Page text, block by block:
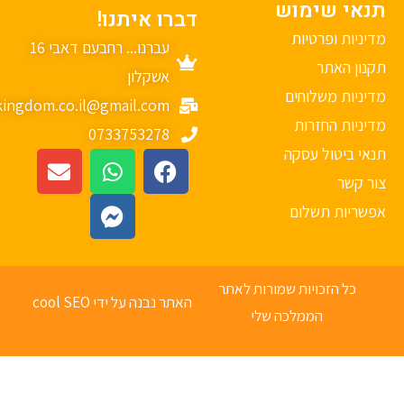
שימוש
ופרטיות
האתר
משלוחים
החזרות
ביטול עסקה
קשר
תשלום
דברו איתנו!
עברנו... רחבעם דאבי 16
אשקלון
mykingdom.co.il@gmail.com
0733753278
כל הזכויות שמורות לאתר
הממלכה שלי
האתר נבנה על ידי cool SEO